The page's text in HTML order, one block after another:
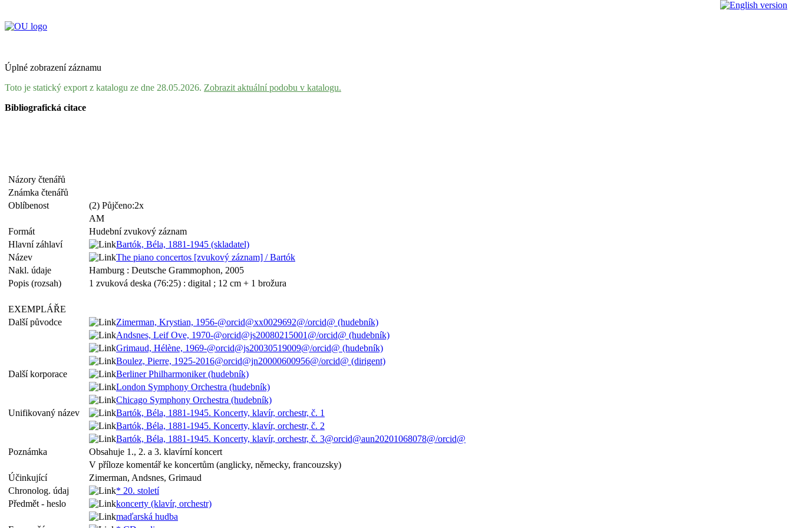
Úplné zobrazení záznamu
Toto je statický export z katalogu ze dne 28.05.2026. Zobrazit aktuální podobu v katalogu.
Bibliografická citace
Názory čtenářů
Známka čtenářů
Oblíbenost
(2) Půjčeno:2x
AM
Formát
Hudební zvukový záznam
Hlavní záhlaví
Bartók, Béla, 1881-1945 (skladatel)
Název
The piano concertos [zvukový záznam] / Bartók
Nakl. údaje
Hamburg : Deutsche Grammophon, 2005
Popis (rozsah)
1 zvuková deska (76:25) : digital ; 12 cm + 1 brožura
EXEMPLÁŘE
Další původce
Zimerman, Krystian, 1956-@orcid@xx0029692@/orcid@ (hudebník)
Andsnes, Leif Ove, 1970-@orcid@js20080215001@/orcid@ (hudebník)
Grimaud, Hélène, 1969-@orcid@js20030519009@/orcid@ (hudebník)
Boulez, Pierre, 1925-2016@orcid@jn20000600956@/orcid@ (dirigent)
Další korporace
Berliner Philharmoniker (hudebník)
London Symphony Orchestra (hudebník)
Chicago Symphony Orchestra (hudebník)
Unifikovaný název
Bartók, Béla, 1881-1945. Koncerty, klavír, orchestr, č. 1
Bartók, Béla, 1881-1945. Koncerty, klavír, orchestr, č. 2
Bartók, Béla, 1881-1945. Koncerty, klavír, orchestr, č. 3@orcid@aun20201068078@/orcid@
Poznámka
Obsahuje 1., 2. a 3. klavírní koncert
V příloze komentář ke koncertům (anglicky, německy, francouzsky)
Účinkující
Zimerman, Andsnes, Grimaud
Chronolog. údaj
* 20. století
Předmět - heslo
koncerty (klavír, orchestr)
maďarská hudba